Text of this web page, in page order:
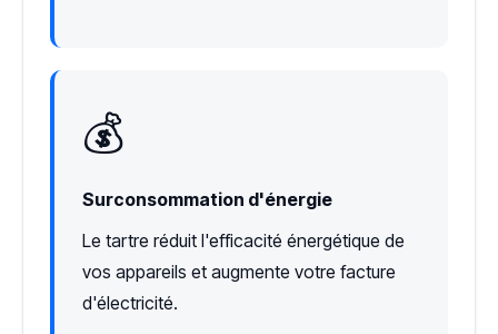
💰
Surconsommation d'énergie
Le tartre réduit l'efficacité énergétique de
vos appareils et augmente votre facture
d'électricité.